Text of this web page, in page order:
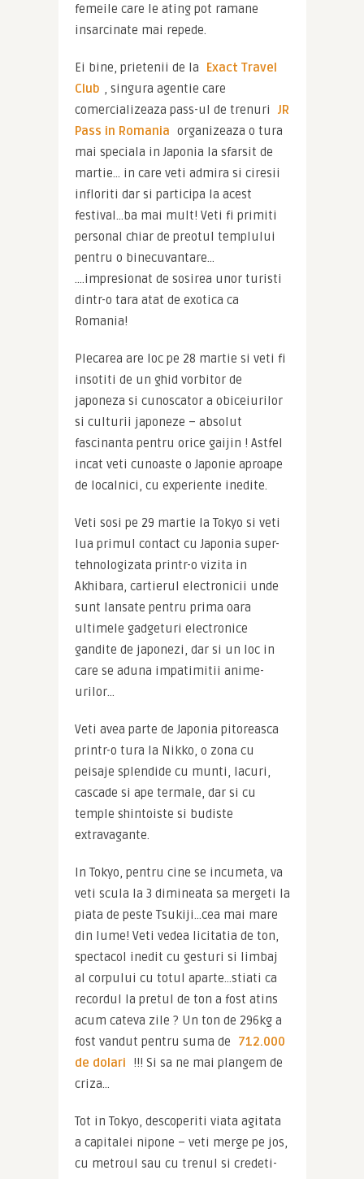
femeile care le ating pot ramane
insarcinate mai repede.
Ei bine, prietenii de la
Exact Travel
Club , singura agentie care
comercializeaza pass-ul de trenuri
JR
Pass in Romania organizeaza o tura
mai speciala in Japonia la sfarsit de
martie… in care veti admira si ciresii
infloriti dar si participa la acest
festival…ba mai mult! Veti fi primiti
personal chiar de preotul templului
pentru o binecuvantare…
….impresionat de sosirea unor turisti
dintr-o tara atat de exotica ca
Romania!
Plecarea are loc pe 28 martie si veti fi
insotiti de un ghid vorbitor de
japoneza si cunoscator a obiceiurilor
si culturii japoneze – absolut
fascinanta pentru orice gaijin ! Astfel
incat veti cunoaste o Japonie aproape
de localnici, cu experiente inedite.
Veti sosi pe 29 martie la Tokyo si veti
lua primul contact cu Japonia super-
tehnologizata printr-o vizita in
Akhibara, cartierul electronicii unde
sunt lansate pentru prima oara
ultimele gadgeturi electronice
gandite de japonezi, dar si un loc in
care se aduna impatimitii anime-
urilor…
Veti avea parte de Japonia pitoreasca
printr-o tura la Nikko, o zona cu
peisaje splendide cu munti, lacuri,
cascade si ape termale, dar si cu
temple shintoiste si budiste
extravagante.
In Tokyo, pentru cine se incumeta, va
veti scula la 3 dimineata sa mergeti la
piata de peste Tsukiji…cea mai mare
din lume! Veti vedea licitatia de ton,
spectacol inedit cu gesturi si limbaj
al corpului cu totul aparte…stiati ca
recordul la pretul de ton a fost atins
acum cateva zile ? Un ton de 296kg a
fost vandut pentru suma de
712.000
de dolari
!!! Si sa ne mai plangem de
criza…
Tot in Tokyo, descoperiti viata agitata
a capitalei nipone – veti merge pe jos,
cu metroul sau cu trenul si credeti-